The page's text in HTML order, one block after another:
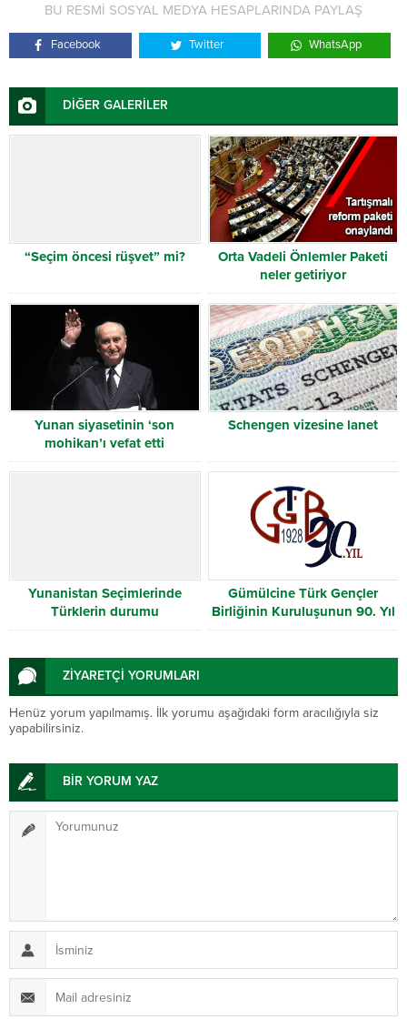
BU RESMİ SOSYAL MEDYA HESAPLARINDA PAYLAŞ
Facebook Twitter WhatsApp
DİĞER GALERİLER
“Seçim öncesi rüşvet” mi?
Orta Vadeli Önlemler Paketi
neler getiriyor
Yunan siyasetinin ‘son
mohikan’ı vefat etti
Schengen vizesine lanet
Yunanistan Seçimlerinde
Türklerin durumu
Gümülcine Türk Gençler
Birliğinin Kuruluşunun 90. Yıl
Dönümü
ZİYARETÇİ YORUMLARI
Henüz yorum yapılmamış. İlk yorumu aşağıdaki form aracılığıyla siz
yapabilirsiniz.
BİR YORUM YAZ